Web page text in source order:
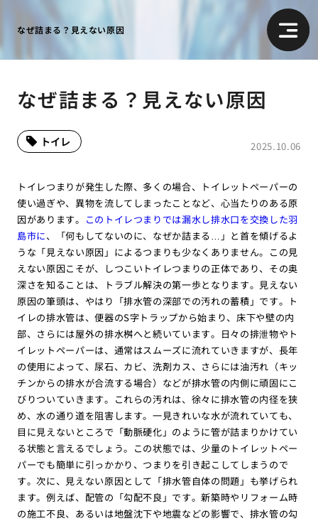
なぜ詰まる？見えない原因
なぜ詰まる？見えない原因
2025.10.06
トイレ
トイレつまりが発生した際、多くの場合、トイレットペーパーの
使い過ぎや、異物を流してしまったことなど、心当たりのある原
因があります。 このトイレつまりでは漏水し排水口を交換した羽
島市に、「何もしてないのに、なぜか詰まる…」と首を傾げるよ
うな「見えない原因」によるつまりも少なくありません。この見
えない原因こそが、しつこいトイレつまりの正体であり、その奥
深さを知ることは、トラブル解決の第一歩となります。見えない
原因の筆頭は、やはり「排水管の深部での汚れの蓄積」です。ト
イレの排水管は、便器のS字トラップから始まり、床下や壁の内
部、さらには屋外の排水桝へと続いています。日々の排泄物やト
イレットペーパーは、通常はスムーズに流れていきますが、長年
の使用によって、尿石、カビ、洗剤カス、さらには油汚れ（キッ
チンからの排水が合流する場合）などが排水管の内側に頑固にこ
びりついていきます。これらの汚れは、徐々に排水管の内径を狭
め、水の通り道を阻害します。一見きれいな水が流れていても、
目に見えないところで「動脈硬化」のように管が詰まりかけてい
る状態と言えるでしょう。この状態では、少量のトイレットペー
パーでも簡単に引っかかり、つまりを引き起こしてしまうので
す。次に、見えない原因として「排水管自体の問題」も挙げられ
ます。例えば、配管の「勾配不良」です。新築時やリフォーム時
の施工不良、あるいは地盤沈下や地震などの影響で、排水管の勾